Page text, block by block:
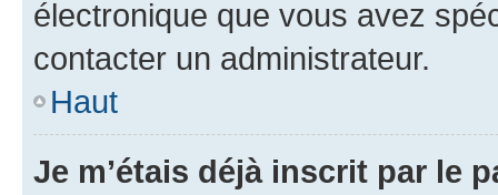
électronique que vous avez
contacter un administrateur.
Haut
Je m’étais déjà inscrit par le